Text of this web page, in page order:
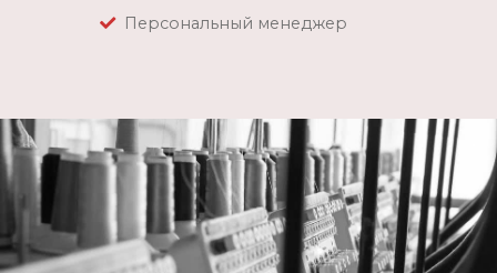
Персональный менеджер